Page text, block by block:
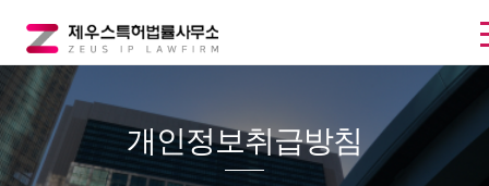
개인정보취급방침